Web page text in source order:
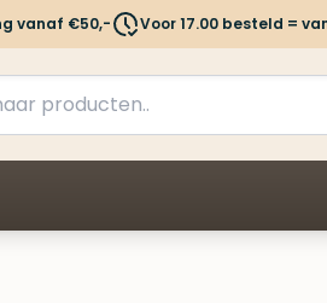
vanaf €50,- Voor 17.00 besteld =